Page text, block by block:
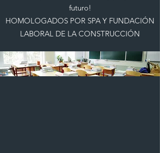
futuro!
HOMOLOGADOS POR SPA Y FUNDACIÓN
LABORAL DE LA CONSTRUCCIÓN